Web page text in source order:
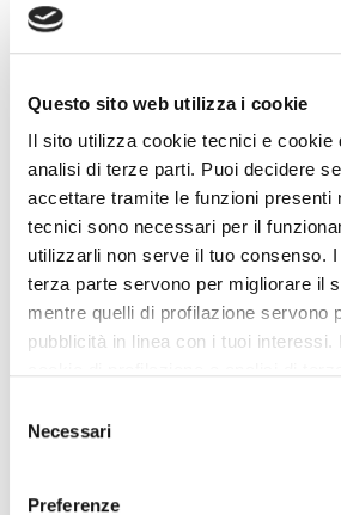
Questo sito web utilizza i cookie
Il sito utilizza cookie tecnici e cookie
analisi di terze parti. Puoi decidere
accettare tramite le funzioni presenti
tecnici sono necessari per il
utilizzarli non serve il tuo consenso.
terza parte servono per migliorare il
mentre quelli di profilazione servono
pubblicità in linea con i tuoi interessi.
senza accettare” verranno installati
Cliccando il pulsante “Accetta tutto”
di tutti i cookie. Cliccando il pulsante
delNecessari
Preferenze
Vicino a noi puoi...
Spiagge A DOG nei Dintorni
Spiaggia di Molveno (spiaggia per
Sarca Bau Beach28 Km